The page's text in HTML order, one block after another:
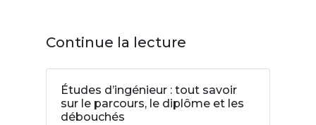
Continue la lecture
Études d’ingénieur : tout savoir
sur le parcours, le diplôme et les
débouchés